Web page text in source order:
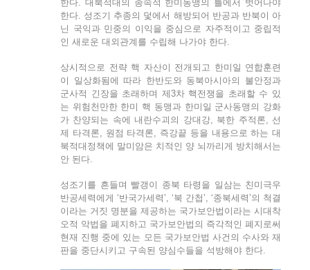
한다. 대북적대의 종속적 한미동맹의 틀에서 벗어나야
한다. 성조기 추종의 덫에서 해방되어 반공과 반북이 아
닌 국익과 민중의 이익을 중심으로 자주적이고 중립적
인 새로운 대외관계를 수립해 나가야 한다.
상시적으로 전략 핵 자산이 전개되고 한미일 연합훈련
이 일상화됨에 따라 한반도와 동북아시아의 불안정과
군사적 긴장을 초래하며 제3차 핵전쟁을 초래할 수 있
는 위험천만한 한미 핵 동맹과 한미일 군사동맹의 강화
가 찬양되는 속에 내란수괴의 강대강, 북한 주적론, 선
제 타격론, 원점 타격론, 즉강끝 등을 내용으로 하는 대
북적대정책에 말미암은 치적인 양 뇌까리게 방치해서는
안 된다.
성조기를 흔들며 빨갱이 종북 타령을 일삼는 친미극우
반공세력에게 ‘반국가세력’, ‘북 간첩’, ‘종북세력’의 척결
이라는 거짓 명분을 제공하는 국가보안법이라는 시대착
오적 악법을 폐지하고 국가보안법의 즉각적인 폐지로써
현재 진행 중에 있는 모든 국가보안법 사건의 수사와 재
판을 중단시키고 구속된 양심수들을 석방해야 한다.